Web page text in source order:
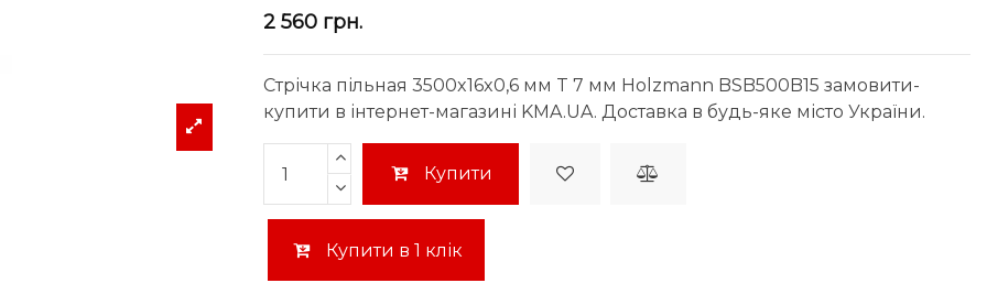
2 560 грн.
Стрічка пільная 3500x16x0,6 мм T 7 мм Holzmann BSB500B15 замовити-
купити в інтернет-магазині KMA.UA. Доставка в будь-яке місто України.
Купити
Купити в 1 клік